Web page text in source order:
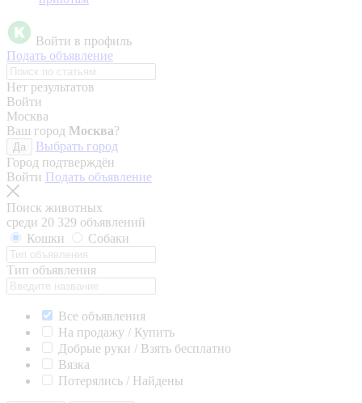
Войти в профиль
Подать объявление
Нет результатов
Войти
Москва
Ваш город Москва?
Да
Выбрать город
Город подтверждён
Войти Подать объявление
Поиск животных
среди 20 329 объявлений
Кошки
Собаки
Тип объявления
Все объявления
На продажу / Купить
Добрые руки / Взять бесплатно
Вязка
Потерялись / Найдены